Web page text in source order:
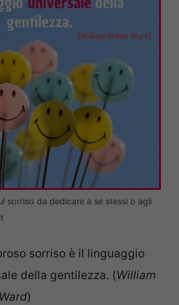
sorriso da dedicare a se stessi o agli
sorriso è il linguaggio
della gentilezza. (William
)